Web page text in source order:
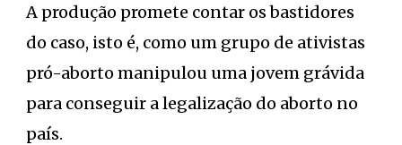
A produção promete contar os bastidores
do caso, isto é, como um grupo de ativistas
pró-aborto manipulou uma jovem grávida
para conseguir a legalização do aborto no
país.